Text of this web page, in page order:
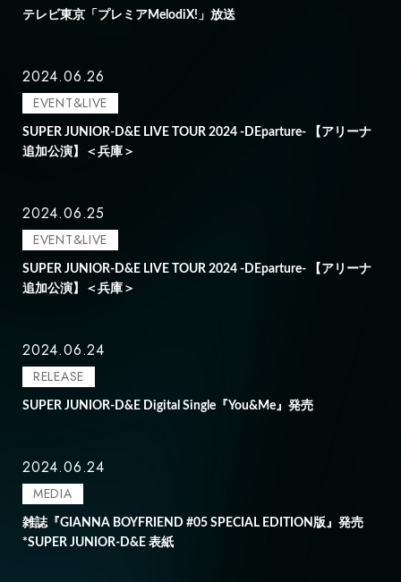
テレビ東京「プレミアMelodiX!」放送
2024.06.26
EVENT&LIVE
SUPER JUNIOR-D&E LIVE TOUR 2024 -DEparture- 【アリーナ
追加公演】＜兵庫＞
2024.06.25
EVENT&LIVE
SUPER JUNIOR-D&E LIVE TOUR 2024 -DEparture- 【アリーナ
追加公演】＜兵庫＞
2024.06.24
RELEASE
SUPER JUNIOR-D&E Digital Single『You&Me』発売
2024.06.24
MEDIA
雑誌『GIANNA BOYFRIEND #05 SPECIAL EDITION版』発売
*SUPER JUNIOR-D&E 表紙